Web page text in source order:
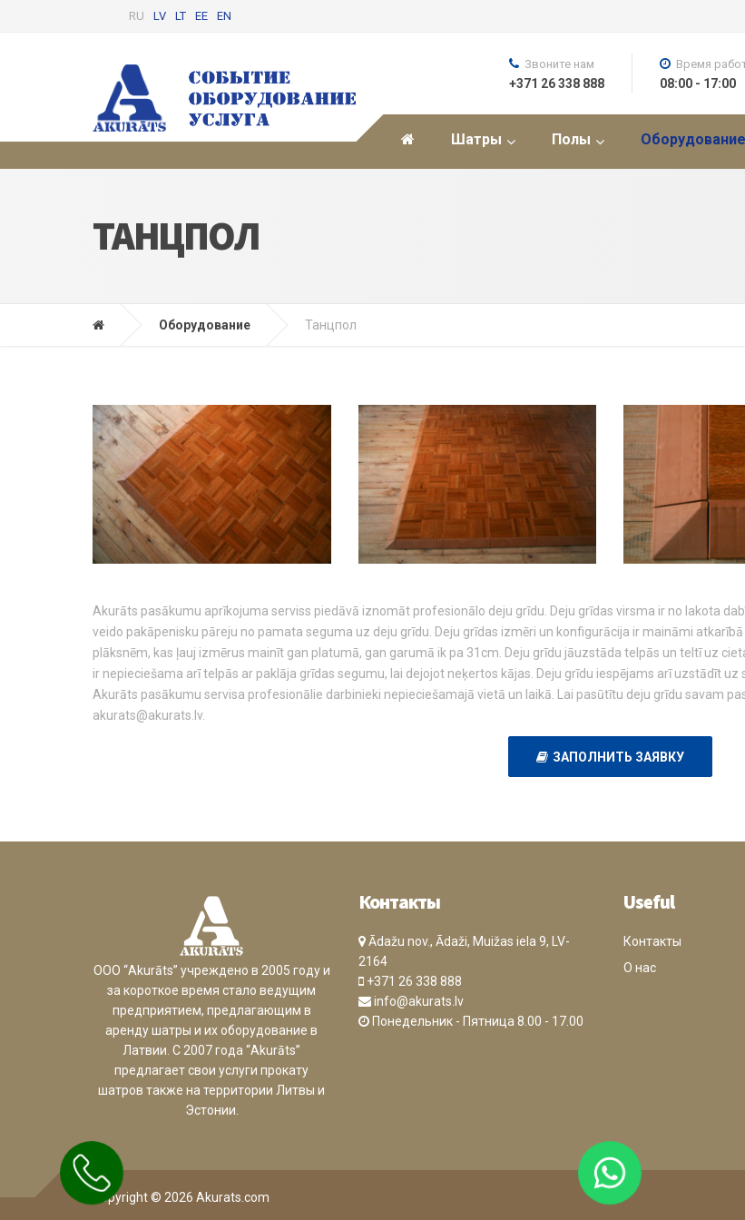
RU LV LT EE EN
Шатры Полы Оборудование
Звоните нам
+371 26 338 888
Время
08:00 - 17:00
ТАНЦПОЛ
Оборудование Танцпол
Akurāts pasākumu aprīkojuma serviss piedāvā iznomāt profesionālo deju grīdu. Deju grīdas virsma ir no lakota
veido pakāpenisku pāreju no pamata seguma uz deju grīdu. Deju grīdas izmēri un konfigurācija ir maināmi
plāksnēm, kas ļauj izmērus mainīt gan platumā, gan garumā ik pa 31cm. Deju grīdu jāuzstāda telpās un teltī uz
ir nepieciešama arī telpās ar paklāja grīdas segumu, lai dejojot neķertos kājas. Deju grīdu iespējams arī uzstādīt
Akurāts pasākumu servisa profesionālie darbinieki nepieciešamajā vietā un laikā. Lai pasūtītu deju grīdu savam
akurats@akurats.lv.
ЗАПОЛНИТЬ ЗАЯВКУ
ООО “Akurāts” учреждено в 2005 году и
за короткое время стало ведущим
предприятием, предлагающим в
аренду шатры и их оборудование в
Латвии. С 2007 года “Akurāts”
предлагает свои услуги прокату
шатров также на территории Литвы и
Эстонии.
Контакты
Ādažu nov., Ādaži, Muižas iela 9, LV-
2164
+371 26 338 888
info@akurats.lv
Понедельник - Пятница 8.00 - 17.00
Useful
Контакты
О нас
Copyright © 2026 Akurats.com